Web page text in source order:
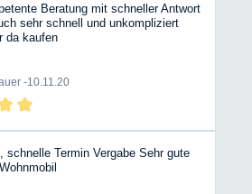
auf Zusatzeinbauten. Hier
gesagt "braucht man nicht", statt
Das schafft
Detail vorgeführt und erklärt.
langjährige Praxis gemerkt. Wir
gefunden zu haben und
Beratung mit schneller Antwort
sehr schnell und unkompliziert
da kaufen
-10.11.20
schnelle Termin Vergabe Sehr gute